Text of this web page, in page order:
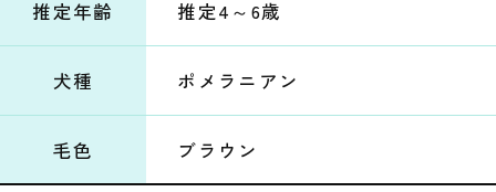
推定年齢 推定4～6歳
犬種 ポメラニアン
毛色 ブラウン